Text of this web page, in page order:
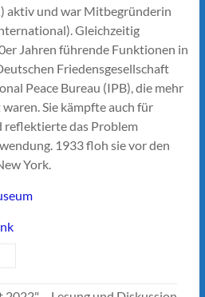
aktiv und war Mitbegründerin
Gleichzeitig
Jahren führende Funktionen in
Friedensgesellschaft
Peace Bureau (IPB), die mehr
Sie kämpfte auch für
reflektierte das Problem
1933 floh sie vor den
York.